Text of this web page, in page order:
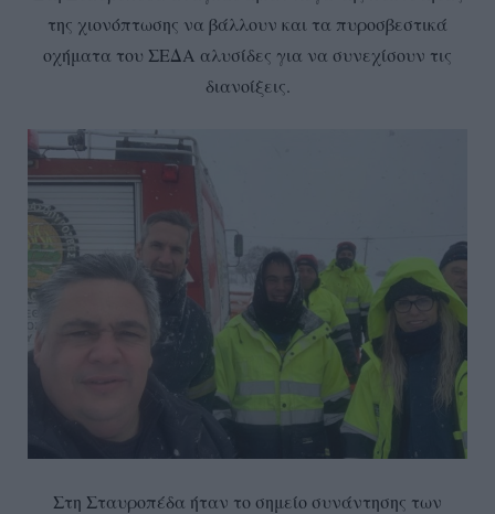
της χιονόπτωσης να βάλλουν και τα πυροσβεστικά
οχήματα του ΣΕΔΑ αλυσίδες για να συνεχίσουν τις
διανοίξεις.
Στη Σταυροπέδα ήταν το σημείο συνάντησης των